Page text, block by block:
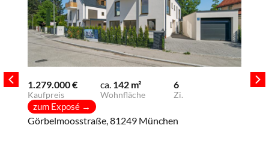
Görbelmoosstraße, 81249 München
1.279.000 €
Kaufpreis
ca. 142 m²
Wohnfläche
6
Zi.
zum Exposé →